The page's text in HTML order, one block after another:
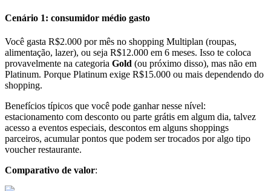
Cenário 1: consumidor médio gasto
Você gasta R$2.000 por mês no shopping Multiplan (roupas,
alimentação, lazer), ou seja R$12.000 em 6 meses. Isso te coloca
provavelmente na categoria Gold (ou próximo disso), mas não em
Platinum. Porque Platinum exige R$15.000 ou mais dependendo do
shopping.
Benefícios típicos que você pode ganhar nesse nível:
estacionamento com desconto ou parte grátis em algum dia, talvez
acesso a eventos especiais, descontos em alguns shoppings
parceiros, acumular pontos que podem ser trocados por algo tipo
voucher restaurante.
Comparativo de valor: